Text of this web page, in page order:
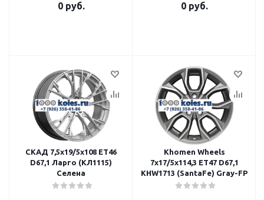
0 руб.
км/ч
0 руб.
СКАД 7,5x19/5x108 ET46
D67,1 Ларго (КЛ1115)
Селена
Khomen Wheels
7x17/5x114,3 ET47 D67,1
KHW1713 (SantaFe) Gray-FP